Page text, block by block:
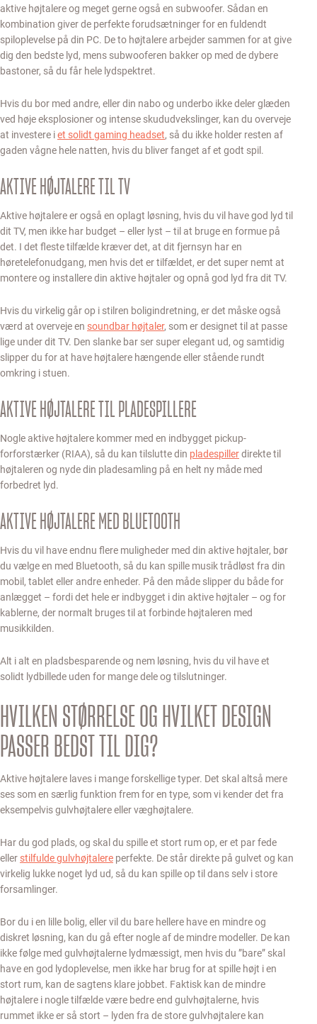
aktive højtalere og meget gerne også en subwoofer. Sådan en
kombination giver de perfekte forudsætninger for en fuldendt
spiloplevelse på din PC. De to højtalere arbejder sammen for at give
dig den bedste lyd, mens subwooferen bakker op med de dybere
bastoner, så du får hele lydspektret.
Hvis du bor med andre, eller din nabo og underbo ikke deler glæden
ved høje eksplosioner og intense skududvekslinger, kan du overveje
at investere iet solidt gaming headset, så du ikke holder resten af
gaden vågne hele natten, hvis du bliver fanget af et godt spil.
AKTIVE HØJTALERE TIL TV
Aktive højtalere er også en oplagt løsning, hvis du vil have god lyd til
dit TV, men ikke har budget – eller lyst – til at bruge en formue på
det. I det fleste tilfælde kræver det, at dit fjernsyn har en
høretelefonudgang, men hvis det er tilfældet, er det super nemt at
montere og installere din aktive højtaler og opnå god lyd fra dit TV.
Hvis du virkelig går op i stilren boligindretning, er det måske også
værd at overveje en soundbar højtaler, som er designet til at passe
lige under dit TV. Den slanke bar ser super elegant ud, og samtidig
slipper du for at have højtalere hængende eller stående rundt
omkring i stuen.
AKTIVE HØJTALERE TIL PLADESPILLERE
Nogle aktive højtalere kommer med en indbygget pickup-
forforstærker (RIAA), så du kan tilslutte din pladespillerdirekte til
højtaleren og nyde din pladesamling på en helt ny måde med
forbedret lyd.
AKTIVE HØJTALERE MED BLUETOOTH
Hvis du vil have endnu flere muligheder med din aktive højtaler, bør
du vælge en med Bluetooth, så du kan spille musik trådløst fra din
mobil, tablet eller andre enheder. På den måde slipper du både for
anlægget – fordi det hele er indbygget i din aktive højtaler – og for
kablerne, der normalt bruges til at forbinde højtaleren med
musikkilden.
Alt i alt en pladsbesparende og nem løsning, hvis du vil have et
solidt lydbillede uden for mange dele og tilslutninger.
HVILKEN STØRRELSE OG HVILKET DESIGN
PASSER BEDST TIL DIG?
Aktive højtalere laves i mange forskellige typer. Det skal altså mere
ses som en særlig funktion frem for en type, som vi kender det fra
eksempelvis gulvhøjtalere eller væghøjtalere.
Har du god plads, og skal du spille et stort rum op, er et par fede
eller stilfulde gulvhøjtalere perfekte. De står direkte på gulvet og kan
virkelig lukke noget lyd ud, så du kan spille op til dans selv i store
forsamlinger.
Bor du i en lille bolig, eller vil du bare hellere have en mindre og
diskret løsning, kan du gå efter nogle af de mindre modeller. De kan
ikke følge med gulvhøjtalerne lydmæssigt, men hvis du ”bare” skal
have en god lydoplevelse, men ikke har brug for at spille højt i en
stort rum, kan de sagtens klare jobbet. Faktisk kan de mindre
højtalere i nogle tilfælde være bedre end gulvhøjtalerne, hvis
rummet ikke er så stort – lyden fra de store gulvhøjtalere kan